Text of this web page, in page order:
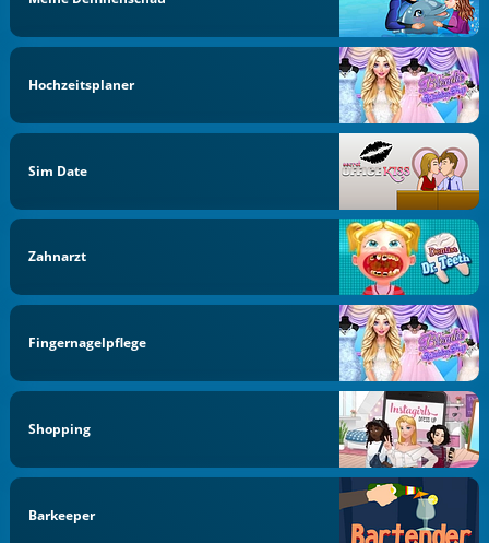
Hochzeitsplaner
Sim Date
Zahnarzt
Fingernagelpflege
Shopping
Barkeeper